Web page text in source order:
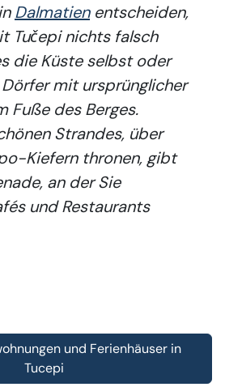
Dalmatienentscheiden,
Tučepi nichts falsch
die Küste selbst oder
mit ursprünglicher
Fuße des Berges.
Strandes, über
Kiefern thronen, gibt
an der Sie
und Restaurants
und Ferienhäuser in
Tucepi